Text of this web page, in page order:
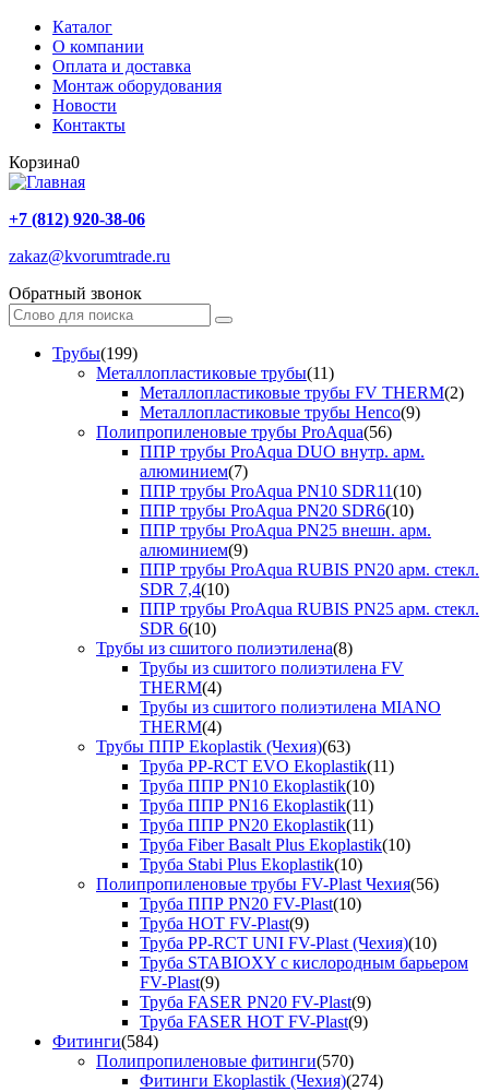
Каталог
О компании
Оплата и доставка
Монтаж оборудования
Новости
Контакты
Корзина0
+7 (812) 920-38-06
zakaz@kvorumtrade.ru
Обратный звонок
Трубы(199)
Металлопластиковые трубы(11)
Металлопластиковые трубы FV THERM(2)
Металлопластиковые трубы Henco(9)
Полипропиленовые трубы ProAqua(56)
ППР трубы ProAqua DUO внутр. арм.
алюминием(7)
ППР трубы ProAqua PN10 SDR11(10)
ППР трубы ProAqua PN20 SDR6(10)
ППР трубы ProAqua PN25 внешн. арм.
алюминием(9)
ППР трубы ProAqua RUBIS PN20 арм. стекл.
SDR 7,4(10)
ППР трубы ProAqua RUBIS PN25 арм. стекл.
SDR 6(10)
Трубы из сшитого полиэтилена(8)
Трубы из сшитого полиэтилена FV
THERM(4)
Трубы из сшитого полиэтилена MIANO
THERM(4)
Трубы ППР Ekoplastik (Чехия)(63)
Труба PP-RCT EVO Ekoplastik(11)
Труба ППР PN10 Ekoplastik(10)
Труба ППР PN16 Ekoplastik(11)
Труба ППР PN20 Ekoplastik(11)
Труба Fiber Basalt Plus Ekoplastik(10)
Труба Stabi Plus Ekoplastik(10)
Полипропиленовые трубы FV-Plast Чехия(56)
Труба ППР PN20 FV-Plast(10)
Труба HOT FV-Plast(9)
Труба PP-RCT UNI FV-Plast (Чехия)(10)
Труба STABIOXY с кислородным барьером
FV-Plast(9)
Труба FASER PN20 FV-Plast(9)
Труба FASER HOT FV-Plast(9)
Фитинги(584)
Полипропиленовые фитинги(570)
Фитинги Ekoplastik (Чехия)(274)